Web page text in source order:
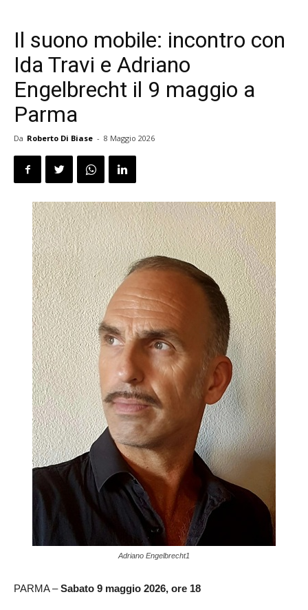
Il suono mobile: incontro con
Ida Travi e Adriano
Engelbrecht il 9 maggio a
Parma
Da Roberto Di Biase - 8 Maggio 2026
Adriano Engelbrecht1
PARMA –Sabato 9 maggio 2026, ore 18